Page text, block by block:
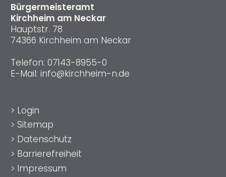
Bürgermeisteramt
Kirchheim am Neckar
Hauptstr. 78
74366 Kirchheim am Neckar
Telefon: 07143-8955-0
E-Mail: info@kirchheim-n.de
> Login
> Sitemap
> Datenschutz
> Barrierefreiheit
> Impressum